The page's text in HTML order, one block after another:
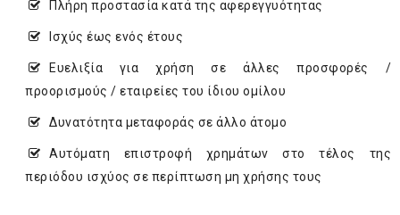
Πλήρη προστασία κατά της αφερεγγυότητας
Ισχύς έως ενός έτους
Ευελιξία για χρήση σε άλλες προσφορές /
προορισμούς / εταιρείες του ίδιου ομίλου
Δυνατότητα μεταφοράς σε άλλο άτομο
Αυτόματη επιστροφή χρημάτων στο τέλος της
περιόδου ισχύος σε περίπτωση μη χρήσης τους